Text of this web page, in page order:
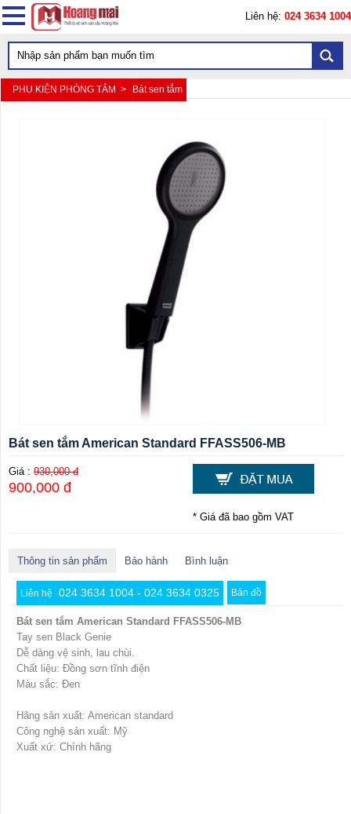
Liên hệ: 024 3634 1004
PHỤ KIỆN PHÒNG TẮM > Bát sen tắm
Bát sen tắm American Standard FFASS506-MB
Giá : 930,000 đ
900,000 đ
* Giá đã bao gồm VAT
Thông tin sản phẩm Bảo hành Bình luận
Liên hệ 024 3634 1004 - 024 3634 0325 Bản đồ
Bát sen tắm American Standard FFASS506-MB
Tay sen Black Genie
Dễ dàng vệ sinh, lau chùi.
Chất liệu: Đồng sơn tĩnh điện
Màu sắc: Đen
Hãng sản xuất: American standard
Công nghệ sản xuất: Mỹ
Xuất xứ: Chính hãng